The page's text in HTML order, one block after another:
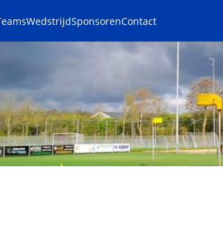
WedstrijdSponsorenContact